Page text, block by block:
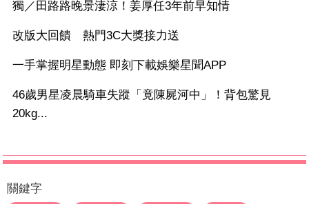
獨／田路路晚景淒涼！姜厚任3年前早知情
改版大回饋 熱門3C大獎接力送
一手掌握明星動態 即刻下載娛樂星聞APP
46歲男星凌晨騎車失蹤「竟陳屍河中」！背包驚見
20kg...
關鍵字